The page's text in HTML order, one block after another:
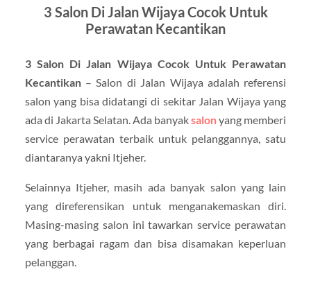
3 Salon Di Jalan Wijaya Cocok Untuk
Perawatan Kecantikan
3 Salon Di Jalan Wijaya Cocok Untuk Perawatan
Kecantikan– Salon di Jalan Wijaya adalah referensi
salon yang bisa didatangi di sekitar Jalan Wijaya yang
ada di Jakarta Selatan. Ada banyaksalonyang memberi
service perawatan terbaik untuk pelanggannya, satu
diantaranya yakni Itjeher.
Selainnya Itjeher, masih ada banyak salon yang lain
yang direferensikan untuk menganakemaskan diri.
Masing-masing salon ini tawarkan service perawatan
yang berbagai ragam dan bisa disamakan keperluan
pelanggan.